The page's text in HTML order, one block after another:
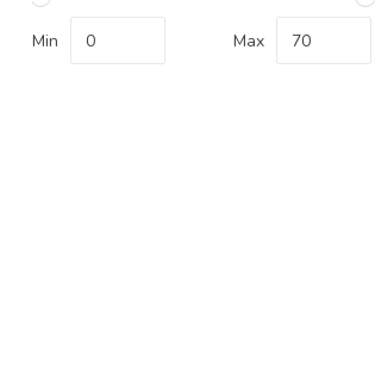
Min Max